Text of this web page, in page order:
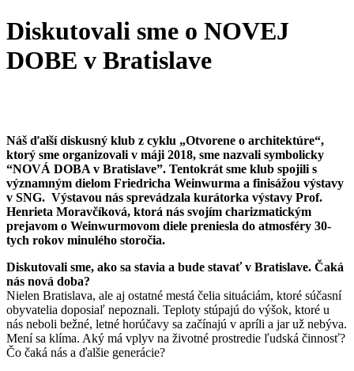
Diskutovali sme o NOVEJ
DOBE v Bratislave
Náš ďalší diskusný klub z cyklu „Otvorene o architektúre“,
ktorý sme organizovali v máji 2018, sme nazvali symbolicky
“NOVÁ DOBA v Bratislave”. Tentokrát sme klub spojili s
významným dielom Friedricha Weinwurma a finisážou výstavy
v SNG. Výstavou nás sprevádzala kurátorka výstavy Prof.
Henrieta Moravčíková, ktorá nás svojím charizmatickým
prejavom o Weinwurmovom diele preniesla do atmosféry 30-
tych rokov minulého storočia.
Diskutovali sme, ako sa stavia a bude stavať v Bratislave. Čaká
nás nová doba?
Nielen Bratislava, ale aj ostatné mestá čelia situáciám, ktoré súčasní
obyvatelia doposiaľ nepoznali. Teploty stúpajú do výšok, ktoré u
nás neboli bežné, letné horúčavy sa začínajú v apríli a jar už nebýva.
Mení sa klíma. Aký má vplyv na životné prostredie ľudská činnosť?
Čo čaká nás a ďalšie generácie?